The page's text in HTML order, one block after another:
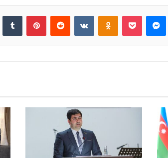
Tumblr PinterestReddit VKontakteOdnoklassniki
Pocket